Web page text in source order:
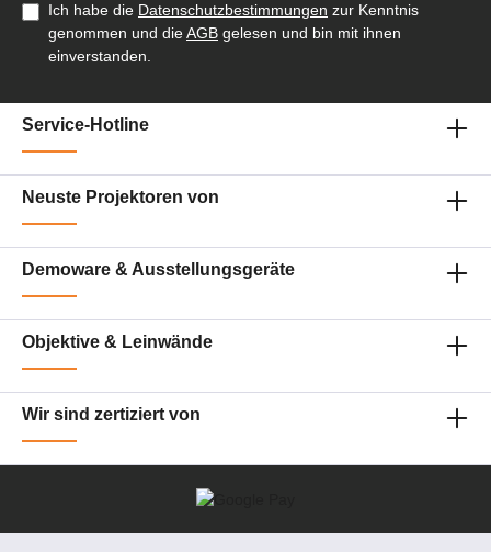
Ich habe die Datenschutzbestimmungen zur Kenntnis
genommen und dieAGB gelesen und bin mit ihnen
einverstanden.
Service-Hotline
Neuste Projektoren von
Demoware & Ausstellungsgeräte
Objektive & Leinwände
Wir sind zertiziert von